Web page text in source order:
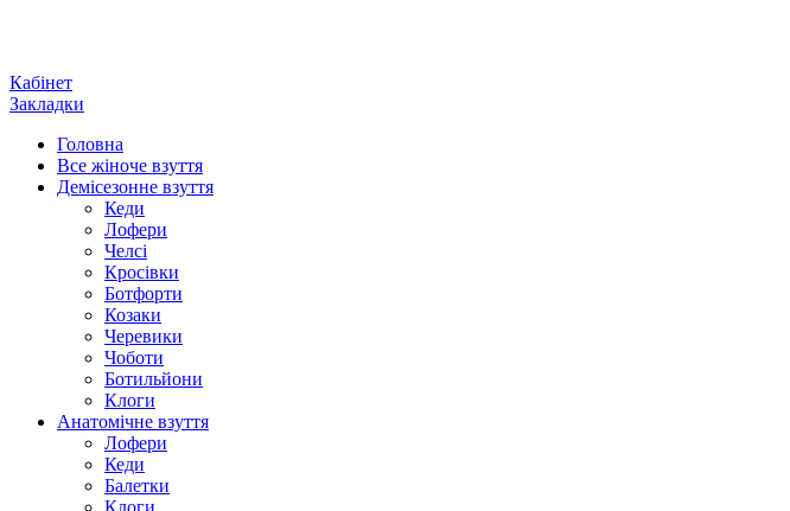
Кабінет
Закладки
Головна
Все жіноче взуття
Демісезонне взуття
Кеди
Лофери
Челсі
Кросівки
Ботфорти
Козаки
Черевики
Чоботи
Ботильйони
Клоги
Анатомічне взуття
Лофери
Кеди
Балетки
Клоги